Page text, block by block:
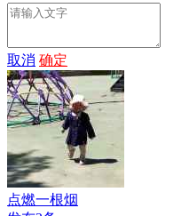
取消 确定
点燃一根烟